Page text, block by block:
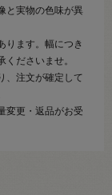
と実物の色味が異
ります。幅につき
ださいませ。
、注文が確定して
変更・返品がお受